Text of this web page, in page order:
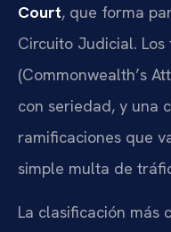
Court, que forma
Circuito Judicial.
(Commonwealth’s
con seriedad, y una
ramificaciones que
simple multa de
La clasificación más